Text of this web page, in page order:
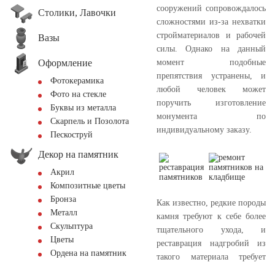
Столики, Лавочки
Вазы
Оформление
Фотокерамика
Фото на стекле
Буквы из металла
Скарпель и Позолота
Пескоструй
Декор на памятник
Акрил
Композитные цветы
Бронза
Металл
Скульптура
Цветы
Ордена на памятник
сооружений сопровождалось
сложностями из-за нехватки
стройматериалов и рабочей
силы. Однако на данный
момент подобные
препятствия устранены, и
любой человек может
поручить изготовление
монумента по
индивидуальному заказу.
Как известно, редкие породы
камня требуют к себе более
тщательного ухода, и
реставрация надгробий из
такого материала требует